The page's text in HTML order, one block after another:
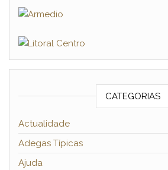
CATEGORIAS
Actualidade
Adegas Típicas
Ajuda